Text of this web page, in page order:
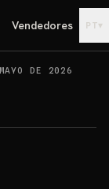
Vendedores PT▾
DE 2026